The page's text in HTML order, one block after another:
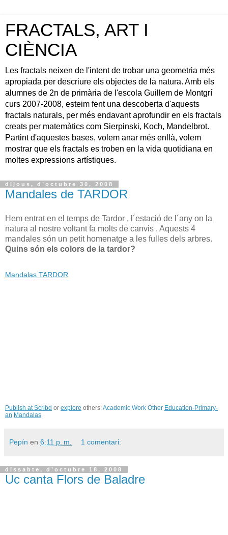
FRACTALS, ART I
CIÈNCIA
Les fractals neixen de l'intent de trobar una geometria més
apropiada per descriure els objectes de la natura. Amb els
alumnes de 2n de primària de l'escola Guillem de Montgrí
curs 2007-2008, esteim fent una descoberta d'aquests
fractals naturals, per més endavant aprofundir en els fractals
creats per matemàtics com Sierpinski, Koch, Mandelbrot.
Partint d'aquestes bases, volem anar més enllà, volem
mostrar que els fractals es troben en la vida quotidiana en
moltes expressions artístiques.
dijous, d’octubre 30, 2008
Mandales de TARDOR
Hem entrat en el temps de Tardor , l´estació de l´any on la
natura al nostre voltant fa molts de canvis . Aquests 4
mandales són un petit homenatge a les fulles dels arbres.
Quins són els colors de la tardor?
Mandalas TARDOR
Publish at Scribd or explore others:Academic Work Other Education-Primary-
an Mandalas
Pepín en 6:11 p. m. 1 comentari:
dissabte, d’octubre 18, 2008
Uc canta Flors de Baladre